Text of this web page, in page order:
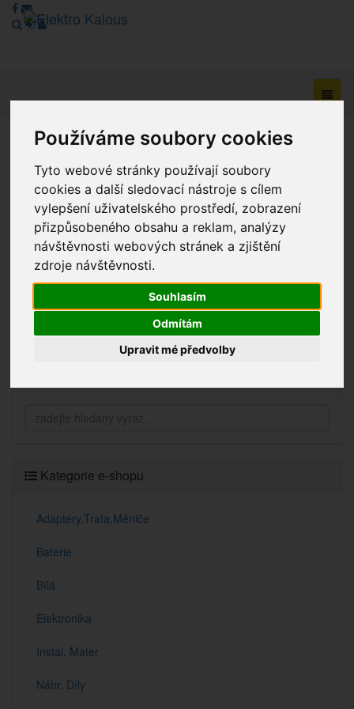
Používáme soubory cookies
Tyto webové stránky používají soubory
cookies a další sledovací nástroje s cílem
vylepšení uživatelského prostředí, zobrazení
přizpůsobeného obsahu a reklam, analýzy
návštěvnosti webových stránek a zjištění
zdroje návštěvnosti.
Souhlasím
Odmítám
Upravit mé předvolby
režimu Katalogu. Objednávky on-line nyní nelze vyřídit.
Děkujeme za pochopení.
Výprodej
Novinky
Kategorie e-shopu
Adaptéry,Trafa,Měniče
Baterie
Bílá
Elektronika
Instal. Mater
Náhr. Díly